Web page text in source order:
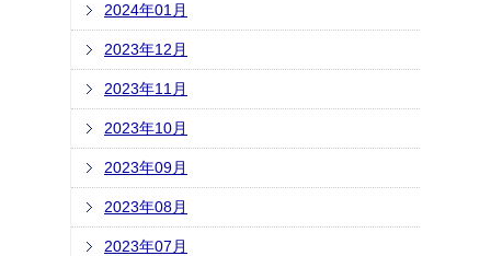
2024年01月
2023年12月
2023年11月
2023年10月
2023年09月
2023年08月
2023年07月